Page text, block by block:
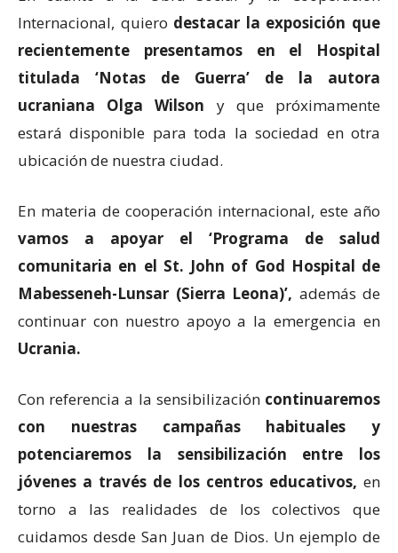
Internacional, quiero destacar la exposición que
recientemente presentamos en el Hospital
titulada ‘Notas de Guerra’ de la autora
ucraniana Olga Wilson y que próximamente
estará disponible para toda la sociedad en otra
ubicación de nuestra ciudad.
En materia de cooperación internacional, este año
vamos a apoyar el ‘Programa de salud
comunitaria en el St. John of God Hospital de
Mabesseneh-Lunsar (Sierra Leona)’, además de
continuar con nuestro apoyo a la emergencia en
Ucrania.
Con referencia a la sensibilización continuaremos
con nuestras campañas habituales y
potenciaremos la sensibilización entre los
jóvenes a través de los centros educativos, en
torno a las realidades de los colectivos que
cuidamos desde San Juan de Dios. Un ejemplo de